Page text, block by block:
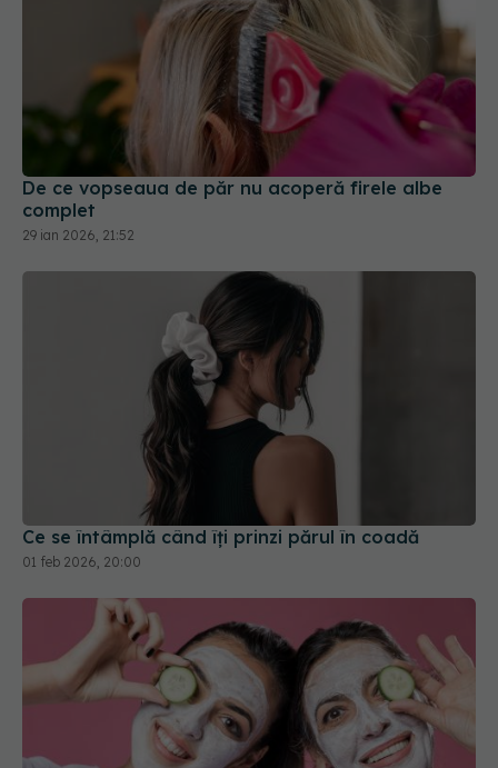
De ce vopseaua de păr nu acoperă firele albe
29 ian 2026, 21:52
Ce se întâmplă când îți prinzi părul în coadă